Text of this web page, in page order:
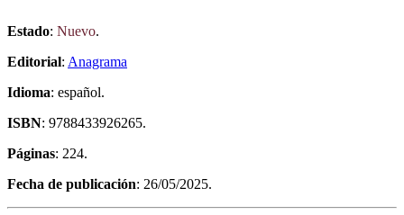
Estado: Nuevo.
Editorial: Anagrama
Idioma: español.
ISBN: 9788433926265.
Páginas: 224.
Fecha de publicación: 26/05/2025.